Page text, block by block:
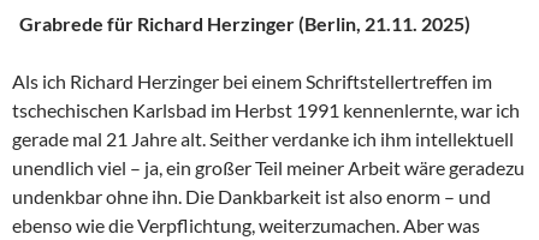
Grabrede für Richard Herzinger (Berlin, 21.11. 2025)
Als ich Richard Herzinger bei einem Schriftstellertreffen im
tschechischen Karlsbad im Herbst 1991 kennenlernte, war ich
gerade mal 21 Jahre alt. Seither verdanke ich ihm intellektuell
unendlich viel – ja, ein großer Teil meiner Arbeit wäre geradezu
undenkbar ohne ihn. Die Dankbarkeit ist also enorm – und
ebenso wie die Verpflichtung, weiterzumachen. Aber was